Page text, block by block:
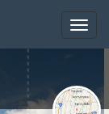
Toggle
Toggle